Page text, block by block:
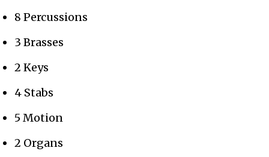
8 Percussions
3 Brasses
2 Keys
4 Stabs
5 Motion
2 Organs